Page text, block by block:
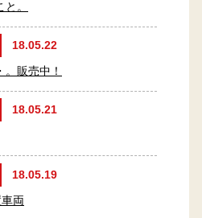
。
18.05.22
販売中！
18.05.21
18.05.19
両